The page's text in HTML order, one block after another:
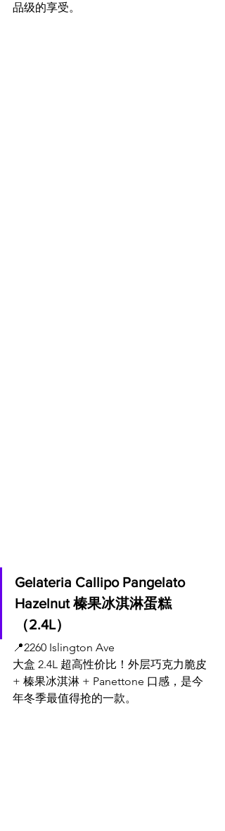
品级的享受。
Gelateria Callipo Pangelato
Hazelnut 榛果冰淇淋蛋糕
（2.4L）
📍2260 Islington Ave
大盒 2.4L 超高性价比！外层巧克力脆皮
+ 榛果冰淇淋 + Panettone 口感，是今
年冬季最值得抢的一款。